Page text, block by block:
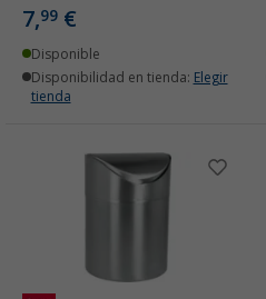
7,99 €
Disponible
Disponibilidad en tienda: Elegir
tienda